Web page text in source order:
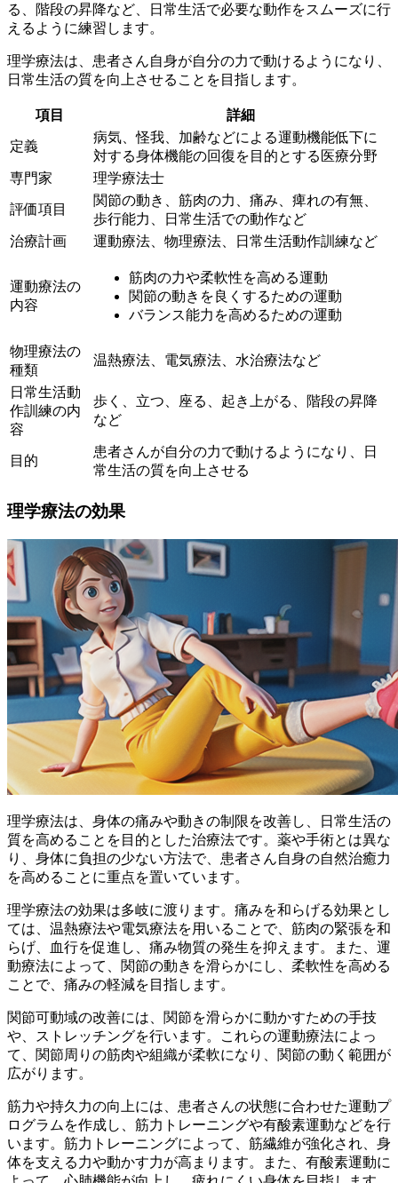
る、階段の昇降など、日常生活で必要な動作をスムーズに行
えるように練習します。
理学療法は、患者さん自身が自分の力で動けるようになり、
日常生活の質を向上させることを目指します。
項目 詳細
定義
病気、怪我、加齢などによる運動機能低下に
対する身体機能の回復を目的とする医療分野
専門家
理学療法士
評価項目
関節の動き、筋肉の力、痛み、痺れの有無、
歩行能力、日常生活での動作など
治療計画
運動療法、物理療法、日常生活動作訓練など
運動療法の
内容
筋肉の力や柔軟性を高める運動
関節の動きを良くするための運動
バランス能力を高めるための運動
物理療法の
種類
温熱療法、電気療法、水治療法など
日常生活動
作訓練の内
容
歩く、立つ、座る、起き上がる、階段の昇降
など
目的
患者さんが自分の力で動けるようになり、日
常生活の質を向上させる
理学療法の効果
理学療法は、身体の痛みや動きの制限を改善し、日常生活の
質を高めることを目的とした治療法です。薬や手術とは異な
り、身体に負担の少ない方法で、患者さん自身の自然治癒力
を高めることに重点を置いています。
理学療法の効果は多岐に渡ります。 痛みを和らげる効果とし
ては、温熱療法や電気療法を用いることで、筋肉の緊張を和
らげ、血行を促進し、痛み物質の発生を抑えます。また、運
動療法によって、関節の動きを滑らかにし、柔軟性を高める
ことで、痛みの軽減を目指します。
関節可動域の改善には、関節を滑らかに動かすための手技
や、ストレッチングを行います。これらの運動療法によっ
て、関節周りの筋肉や組織が柔軟になり、関節の動く範囲が
広がります。
筋力や持久力の向上には、患者さんの状態に合わせた運動プ
ログラムを作成し、筋力トレーニングや有酸素運動などを行
います。筋力トレーニングによって、筋繊維が強化され、身
体を支える力や動かす力が高まります。また、有酸素運動に